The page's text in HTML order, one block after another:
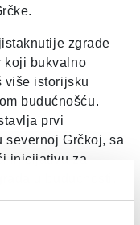
zgrade
koji bukvalno
više istorijsku
budućnošću.
prvi
severnoj Grčkoj, sa
inicijativu za
u budućnosti.